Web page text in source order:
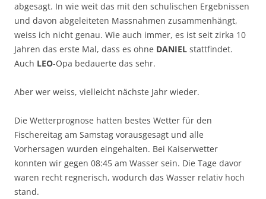
abgesagt. In wie weit das mit den schulischen Ergebnissen
und davon abgeleiteten Massnahmen zusammenhängt,
weiss ich nicht genau. Wie auch immer, es ist seit zirka 10
Jahren das erste Mal, dass es ohne DANIEL stattfindet.
Auch LEO-Opa bedauerte das sehr.
Aber wer weiss, vielleicht nächste Jahr wieder.
Die Wetterprognose hatten bestes Wetter für den
Fischereitag am Samstag vorausgesagt und alle
Vorhersagen wurden eingehalten. Bei Kaiserwetter
konnten wir gegen 08:45 am Wasser sein. Die Tage davor
waren recht regnerisch, wodurch das Wasser relativ hoch
stand.